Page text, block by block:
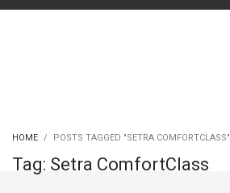
HOME POSTS TAGGED "SETRA COMFORTCLASS"
Tag: Setra ComfortClass